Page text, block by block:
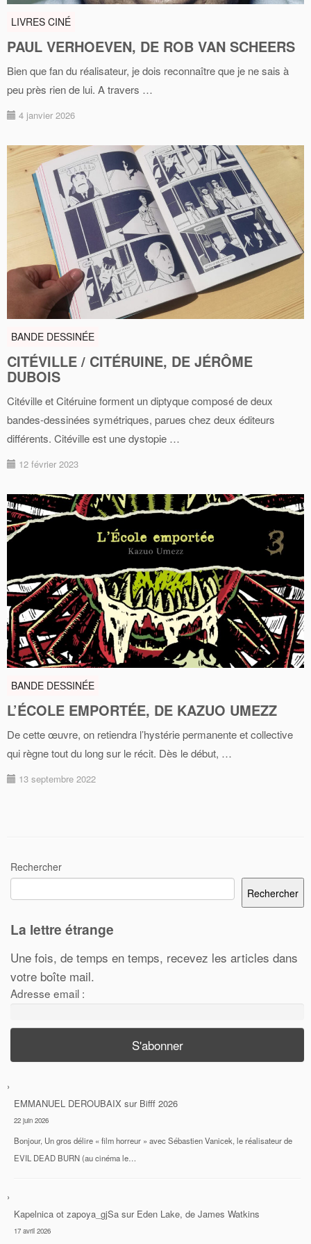
LIVRES CINÉ
PAUL VERHOEVEN, DE ROB VAN SCHEERS
Bien que fan du réalisateur, je dois reconnaître que je ne sais à
peu près rien de lui. A travers …
4 janvier 2026
BANDE DESSINÉE
CITÉVILLE / CITÉRUINE, DE JÉRÔME
DUBOIS
Citéville et Citéruine forment un diptyque composé de deux
bandes-dessinées symétriques, parues chez deux éditeurs
différents. Citéville est une dystopie …
12 février 2023
BANDE DESSINÉE
L’ÉCOLE EMPORTÉE, DE KAZUO UMEZZ
De cette œuvre, on retiendra l’hystérie permanente et collective
qui règne tout du long sur le récit. Dès le début, …
13 septembre 2022
Rechercher
Rechercher
La lettre étrange
Une fois, de temps en temps, recevez les articles dans
votre boîte mail.
Adresse email :
EMMANUEL DEROUBAIX sur Bifff 2026
22 juin 2026
Bonjour, Un gros délire « film horreur » avec Sébastien Vanicek, le réalisateur de
EVIL DEAD BURN (au cinéma le…
Kapelnica ot zapoya_gjSa sur Eden Lake, de James Watkins
17 avril 2026